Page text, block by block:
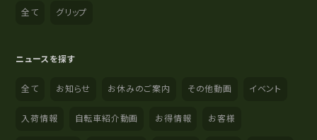
全て グリップ
ニュースを探す
全て お知らせ お休みのご案内 その他動画 イベント
入荷情報 自転車紹介動画 お得情報 お客様